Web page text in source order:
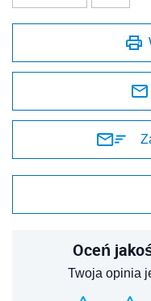
Oceń
Twoja opinia